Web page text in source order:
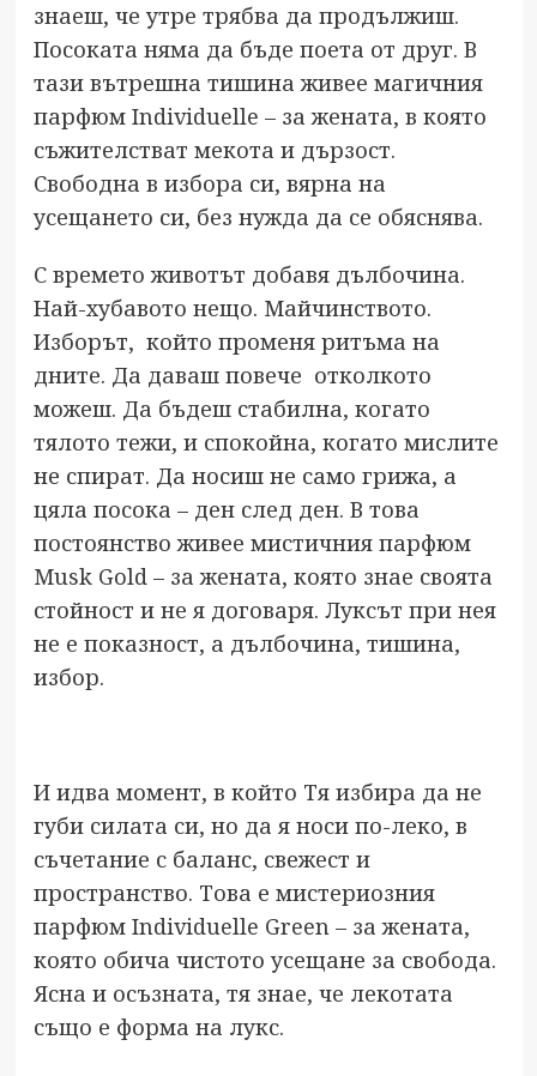
знаеш, че утре трябва да продължиш.
Посоката няма да бъде поета от друг. В
тази вътрешна тишина живее магичния
парфюм Individuelle – за жената, в която
съжителстват мекота и дързост.
Свободна в избора си, вярна на
усещането си, без нужда да се обяснява.
С времето животът добавя дълбочина.
Най-хубавото нещо. Майчинството.
Изборът, който променя ритъма на
дните. Да даваш повече отколкото
можеш. Да бъдеш стабилна, когато
тялото тежи, и спокойна, когато мислите
не спират. Да носиш не само грижа, а
цяла посока – ден след ден. В това
постоянство живее мистичния парфюм
Musk Gold – за жената, която знае своята
стойност и не я договаря. Луксът при нея
не е показност, а дълбочина, тишина,
избор.
И идва момент, в който Тя избира да не
губи силата си, но да я носи по-леко, в
съчетание с баланс, свежест и
пространство. Това е мистериозния
парфюм Individuelle Green – за жената,
която обича чистото усещане за свобода.
Ясна и осъзната, тя знае, че лекотата
също е форма на лукс.